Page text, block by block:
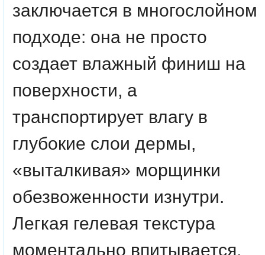
заключается в многослойном
подходе: она не просто
создает влажный финиш на
поверхности, а
транспортирует влагу в
глубокие слои дермы,
«выталкивая» морщинки
обезвоженности изнутри.
Легкая гелевая текстура
моментально впитывается,